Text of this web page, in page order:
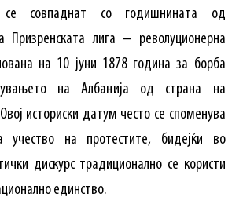
совпаднат со годишнината од
лига – револуционерна
на 10 јуни 1878 година за борба
на Албанија од страна на
историски датум често се споменува
учество на протестите, бидејќи во
дискурс традиционално се користи
единство.